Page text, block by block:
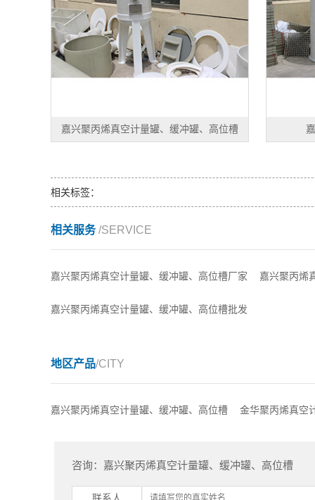
嘉兴聚丙烯真空计量罐、缓冲罐、高位槽
相关标签：
相关服务/SERVICE
嘉兴聚丙烯真空计量罐、缓冲罐、高位槽厂家 嘉兴聚丙烯
嘉兴聚丙烯真空计量罐、缓冲罐、高位槽批发
地区产品/CITY
嘉兴聚丙烯真空计量罐、缓冲罐、高位槽 金华聚丙烯真空
咨询：嘉兴聚丙烯真空计量罐、缓冲罐、高位槽
联系人